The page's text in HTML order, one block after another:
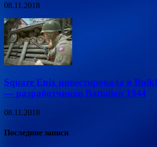
08.11.2018
Square Enix инвестировала в
— разработчиков Battalion 1944
08.11.2018
Последние записи